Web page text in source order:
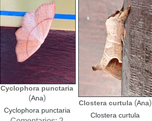
Cyclophora punctaria
(Ana)
Cyclophora punctaria
Clostera curtula (Ana)
Clostera curtula